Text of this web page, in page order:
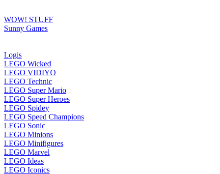
WOW! STUFF
Sunny Games
Logis
LEGO Wicked
LEGO VIDIYO
LEGO Technic
LEGO Super Mario
LEGO Super Heroes
LEGO Spidey
LEGO Speed Champions
LEGO Sonic
LEGO Minions
LEGO Minifigures
LEGO Marvel
LEGO Ideas
LEGO Iconics